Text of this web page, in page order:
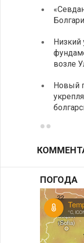
Низкий
возле
Новый
ПОГОДА